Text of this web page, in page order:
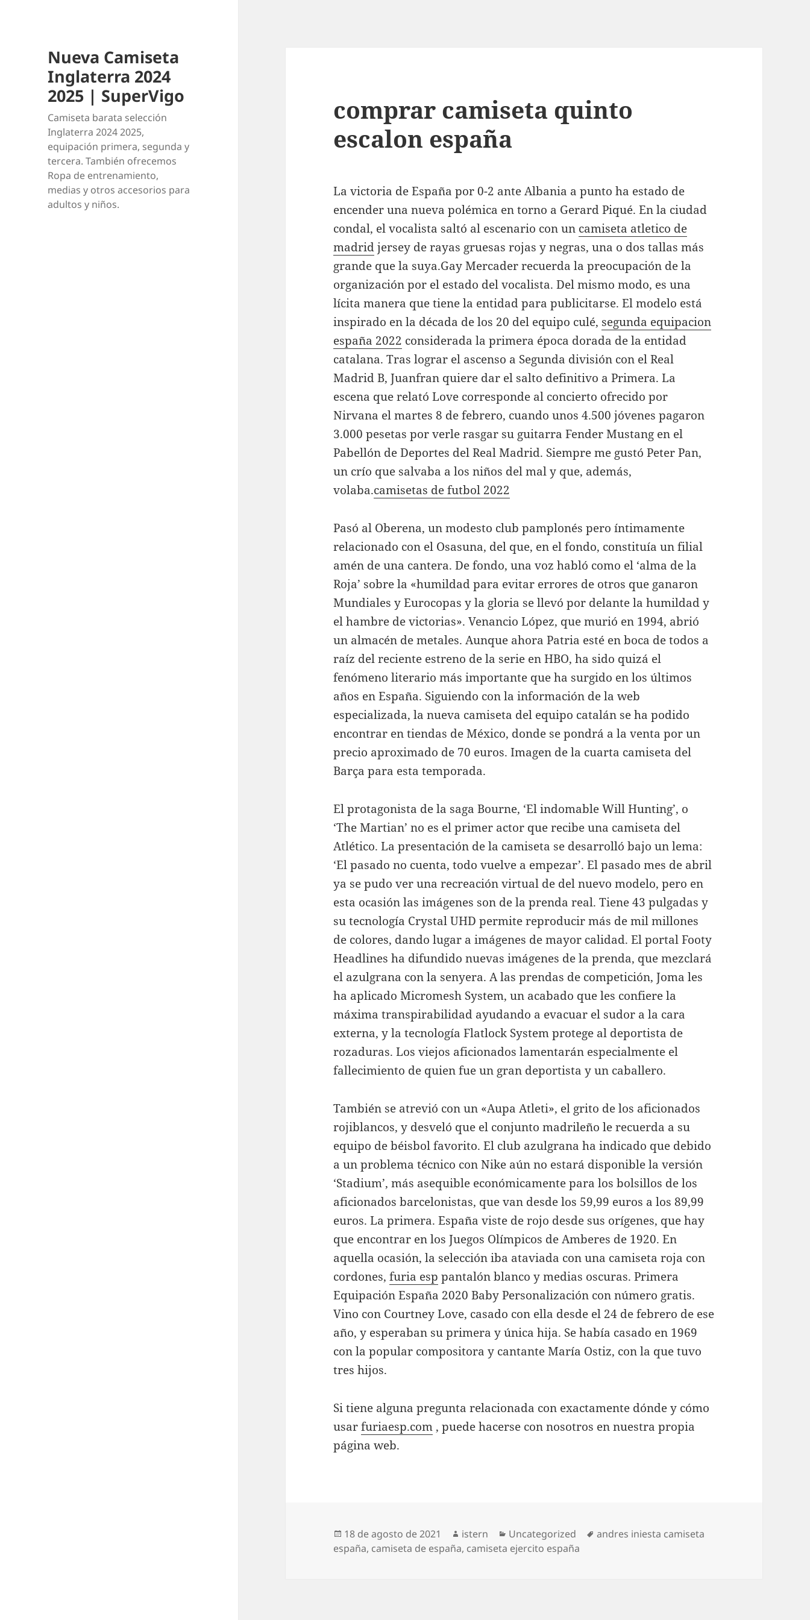
Nueva Camiseta
Inglaterra 2024
2025 | SuperVigo
Camiseta barata selección
Inglaterra 2024 2025,
equipación primera, segunda y
tercera. También ofrecemos
Ropa de entrenamiento,
medias y otros accesorios para
adultos y niños.
comprar camiseta quinto
escalon españa
La victoria de España por 0-2 ante Albania a punto ha estado de
encender una nueva polémica en torno a Gerard Piqué. En la ciudad
condal, el vocalista saltó al escenario con un camiseta atletico de
madridjersey de rayas gruesas rojas y negras, una o dos tallas más
grande que la suya.Gay Mercader recuerda la preocupación de la
organización por el estado del vocalista. Del mismo modo, es una
lícita manera que tiene la entidad para publicitarse. El modelo está
inspirado en la década de los 20 del equipo culé, segunda equipacion
españa 2022 considerada la primera época dorada de la entidad
catalana. Tras lograr el ascenso a Segunda división con el Real
Madrid B, Juanfran quiere dar el salto definitivo a Primera. La
escena que relató Love corresponde al concierto ofrecido por
Nirvana el martes 8 de febrero, cuando unos 4.500 jóvenes pagaron
3.000 pesetas por verle rasgar su guitarra Fender Mustang en el
Pabellón de Deportes del Real Madrid. Siempre me gustó Peter Pan,
un crío que salvaba a los niños del mal y que, además,
volaba.camisetas de futbol 2022
Pasó al Oberena, un modesto club pamplonés pero íntimamente
relacionado con el Osasuna, del que, en el fondo, constituía un filial
amén de una cantera. De fondo, una voz habló como el ‘alma de la
Roja’ sobre la «humildad para evitar errores de otros que ganaron
Mundiales y Eurocopas y la gloria se llevó por delante la humildad y
el hambre de victorias». Venancio López, que murió en 1994, abrió
un almacén de metales. Aunque ahora Patria esté en boca de todos a
raíz del reciente estreno de la serie en HBO, ha sido quizá el
fenómeno literario más importante que ha surgido en los últimos
años en España. Siguiendo con la información de la web
especializada, la nueva camiseta del equipo catalán se ha podido
encontrar en tiendas de México, donde se pondrá a la venta por un
precio aproximado de 70 euros. Imagen de la cuarta camiseta del
Barça para esta temporada.
El protagonista de la saga Bourne, ‘El indomable Will Hunting’, o
‘The Martian’ no es el primer actor que recibe una camiseta del
Atlético. La presentación de la camiseta se desarrolló bajo un lema:
‘El pasado no cuenta, todo vuelve a empezar’. El pasado mes de abril
ya se pudo ver una recreación virtual de del nuevo modelo, pero en
esta ocasión las imágenes son de la prenda real. Tiene 43 pulgadas y
su tecnología Crystal UHD permite reproducir más de mil millones
de colores, dando lugar a imágenes de mayor calidad. El portal Footy
Headlines ha difundido nuevas imágenes de la prenda, que mezclará
el azulgrana con la senyera. A las prendas de competición, Joma les
ha aplicado Micromesh System, un acabado que les confiere la
máxima transpirabilidad ayudando a evacuar el sudor a la cara
externa, y la tecnología Flatlock System protege al deportista de
rozaduras. Los viejos aficionados lamentarán especialmente el
fallecimiento de quien fue un gran deportista y un caballero.
También se atrevió con un «Aupa Atleti», el grito de los aficionados
rojiblancos, y desveló que el conjunto madrileño le recuerda a su
equipo de béisbol favorito. El club azulgrana ha indicado que debido
a un problema técnico con Nike aún no estará disponible la versión
‘Stadium’, más asequible económicamente para los bolsillos de los
aficionados barcelonistas, que van desde los 59,99 euros a los 89,99
euros. La primera. España viste de rojo desde sus orígenes, que hay
que encontrar en los Juegos Olímpicos de Amberes de 1920. En
aquella ocasión, la selección iba ataviada con una camiseta roja con
cordones,furia esp pantalón blanco y medias oscuras. Primera
Equipación España 2020 Baby Personalización con número gratis.
Vino con Courtney Love, casado con ella desde el 24 de febrero de ese
año, y esperaban su primera y única hija. Se había casado en 1969
con la popular compositora y cantante María Ostiz, con la que tuvo
tres hijos.
Si tiene alguna pregunta relacionada con exactamente dónde y cómo
usarfuriaesp.com , puede hacerse con nosotros en nuestra propia
página web.
Publicado
el
18 de agosto de 2021 Autor
istern Categorías
Uncategorized Etiquetas
andres iniesta camiseta
españa, camiseta de españa, camiseta ejercito españa